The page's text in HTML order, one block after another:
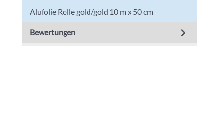
Alufolie Rolle gold/gold 10 m x 50 cm
Bewertungen